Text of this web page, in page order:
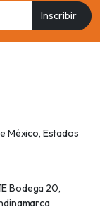
Inscribir
México, Estados
Bodega 20,